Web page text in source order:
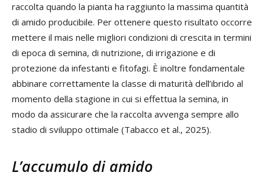
raccolta quando la pianta ha raggiunto la massima quantità
di amido producibile. Per ottenere questo risultato occorre
mettere il mais nelle migliori condizioni di crescita in termini
di epoca di semina, di nutrizione, di irrigazione e di
protezione da infestanti e fitofagi. È inoltre fondamentale
abbinare correttamente la classe di maturità dell’ibrido al
momento della stagione in cui si effettua la semina, in
modo da assicurare che la raccolta avvenga sempre allo
stadio di sviluppo ottimale (Tabacco et al., 2025).
L’accumulo di amido